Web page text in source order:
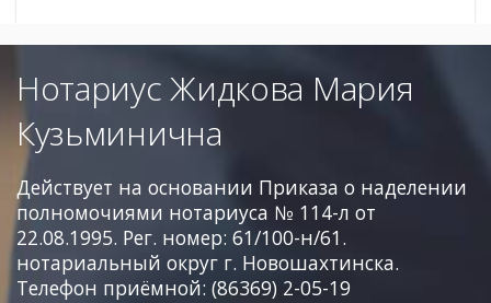
Нотариус Жидкова Мария
Кузьминична
Действует на основании Приказа о наделении
полномочиями нотариуса № 114-л от
22.08.1995. Рег. номер: 61/100-н/61.
нотариальный округ г. Новошахтинска.
Телефон приёмной: (86369) 2-05-19